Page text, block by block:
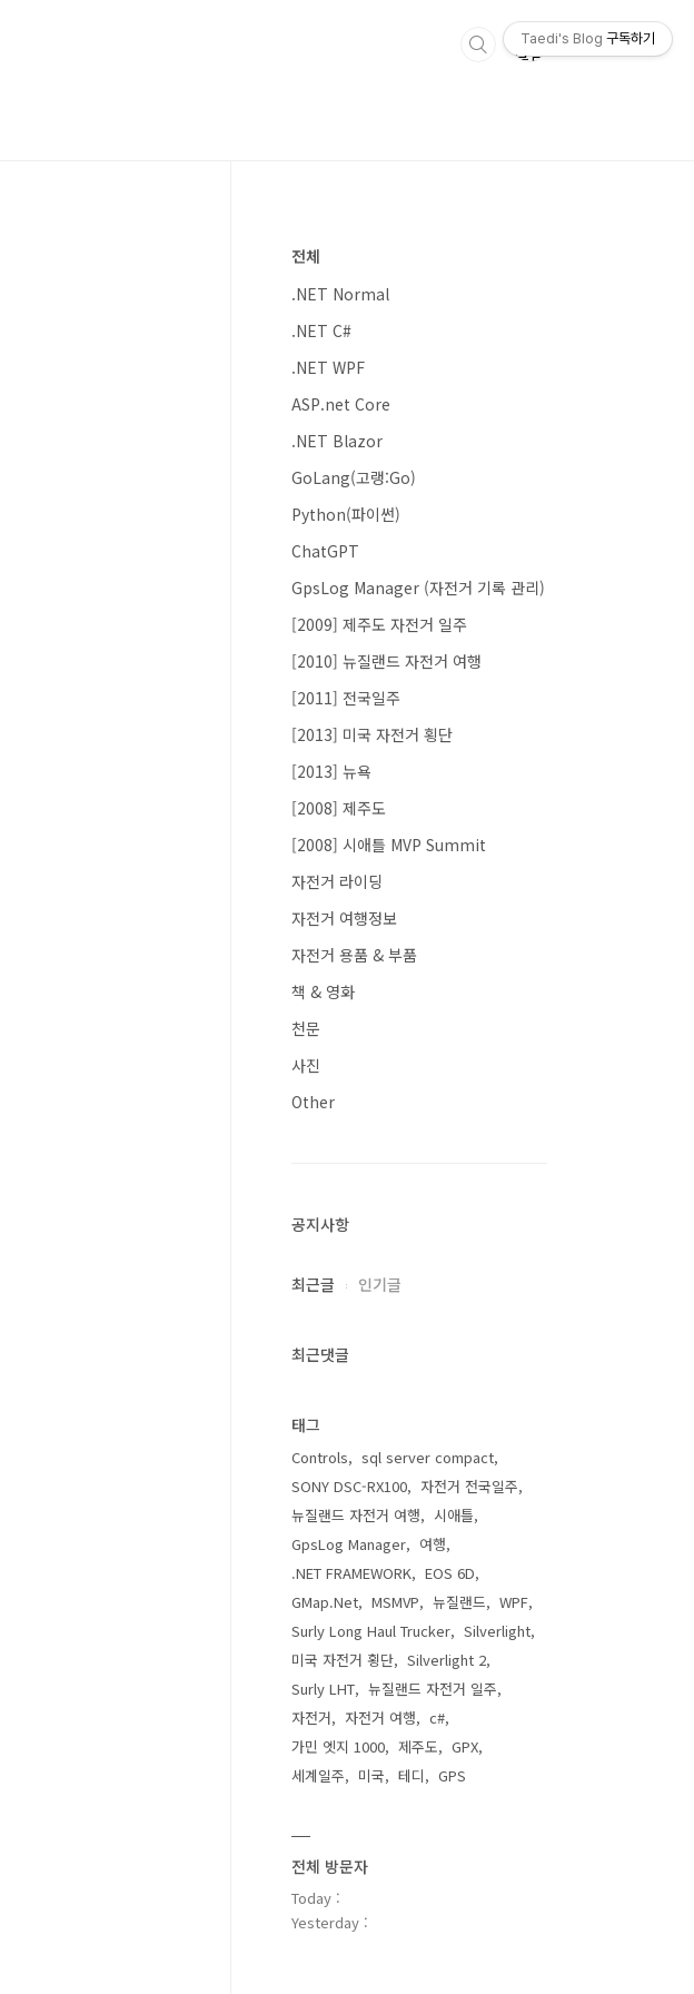
전체
.NET Normal
.NET C#
.NET WPF
ASP.net Core
.NET Blazor
GoLang(고랭:Go)
Python(파이썬)
ChatGPT
GpsLog Manager (자전거 기록 관리)
[2009] 제주도 자전거 일주
[2010] 뉴질랜드 자전거 여행
[2011] 전국일주
[2013] 미국 자전거 횡단
[2013] 뉴욕
[2008] 제주도
[2008] 시애틀 MVP Summit
자전거 라이딩
자전거 여행정보
자전거 용품 & 부품
책 & 영화
천문
사진
Other
공지사항
최근글 인기글
최근댓글
태그
Controls
sql server compact
SONY DSC-RX100
자전거 전국일주
뉴질랜드 자전거 여행
시애틀
GpsLog Manager
여행
.NET FRAMEWORK
EOS 6D
GMap.Net
MSMVP 뉴질랜드
WPF
Surly Long Haul Trucker
Silverlight
미국 자전거 횡단
Silverlight 2
Surly LHT
뉴질랜드 자전거 일주
자전거
자전거 여행
c#
가민 엣지 1000
제주도
GPX
세계일주
미국 테디 GPS
전체 방문자
Today :
Yesterday :
Taedi's Blog 구독하기